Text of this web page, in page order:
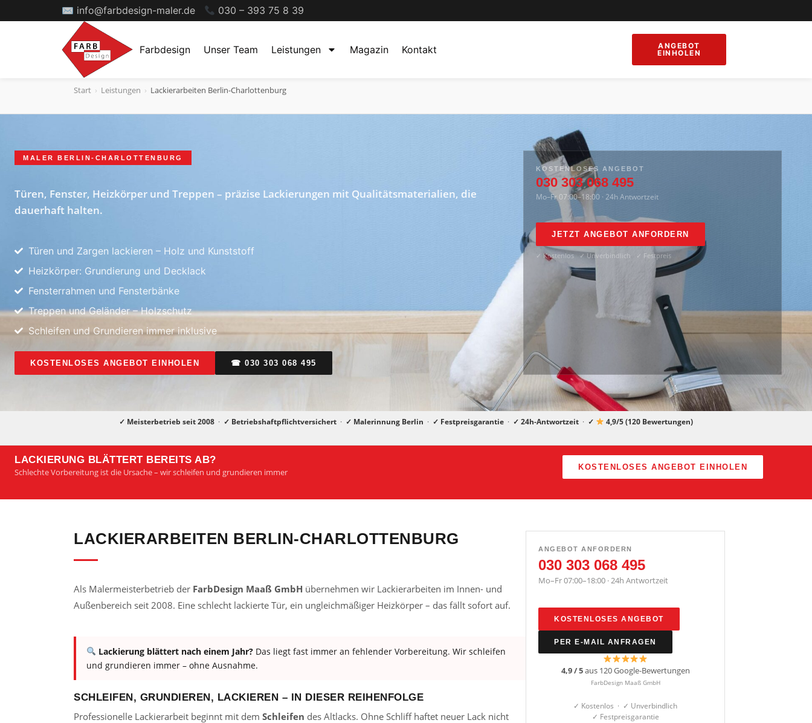
✉ info@farbdesign-maler.de 030 – 393 75 8 39
Farbdesign Unser Team Leistungen Magazin Kontakt
ANGEBOT
EINHOLEN
Start › Leistungen › Lackierarbeiten Berlin-Charlottenburg
MALER BERLIN-CHARLOTTENBURG
Türen, Fenster, Heizkörper und Treppen – präzise Lackierungen mit Qualitätsmaterialien, die
dauerhaft halten.
Türen und Zargen lackieren – Holz und Kunststoff
Heizkörper: Grundierung und Decklack
Fensterrahmen und Fensterbänke
Treppen und Geländer – Holzschutz
Schleifen und Grundieren immer inklusive
KOSTENLOSES ANGEBOT EINHOLEN ☎ 030 303 068 495
KOSTENLOSES ANGEBOT
030 303 068 495
Mo–Fr 07:00–18:00 · 24h Antwortzeit
JETZT ANGEBOT ANFORDERN
✓ Kostenlos ✓ Unverbindlich ✓ Festpreis
✓ Meisterbetrieb seit 2008 · ✓ Betriebshaftpflichtversichert · ✓ Malerinnung Berlin · ✓ Festpreisgarantie · ✓ 24h-Antwortzeit · ✓ 4,9/5 (120 Bewertungen)
LACKIERUNG BLÄTTERT BEREITS AB?
Schlechte Vorbereitung ist die Ursache – wir schleifen und grundieren immer KOSTENLOSES ANGEBOT EINHOLEN
LACKIERARBEITEN BERLIN-CHARLOTTENBURG
Als Malermeisterbetrieb der FarbDesign Maaß GmbH übernehmen wir Lackierarbeiten im Innen- und
Außenbereich seit 2008. Eine schlecht lackierte Tür, ein ungleichmäßiger Heizkörper – das fällt sofort auf.
Lackierung blättert nach einem Jahr?Das liegt fast immer an fehlender Vorbereitung. Wir schleifen
und grundieren immer – ohne Ausnahme.
SCHLEIFEN, GRUNDIEREN, LACKIEREN – IN DIESER REIHENFOLGE
Professionelle Lackierarbeit beginnt mit dem Schleifen des Altlacks. Ohne Schliff haftet neuer Lack nicht
ANGEBOT ANFORDERN
030 303 068 495
Mo–Fr 07:00–18:00 · 24h Antwortzeit
KOSTENLOSES ANGEBOT
PER E-MAIL ANFRAGEN
4,9 / 5aus 120 Google-Bewertungen
FarbDesign Maaß GmbH
✓ Kostenlos · ✓ Unverbindlich
✓ Festpreisgarantie